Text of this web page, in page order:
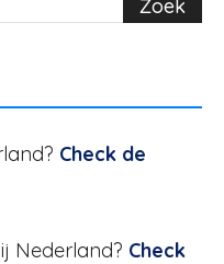
Check de
Nederland? Check